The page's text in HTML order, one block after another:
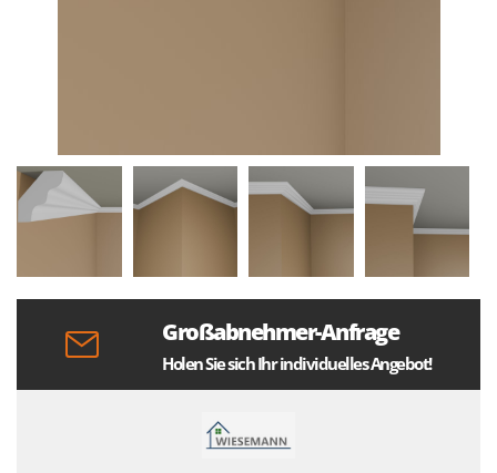
Großabnehmer-Anfrage
Holen Sie sich Ihr individuelles Angebot!